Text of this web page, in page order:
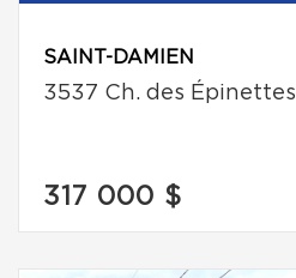
SAINT-DAMIEN
3537 Ch. des Épinettes
317 000 $